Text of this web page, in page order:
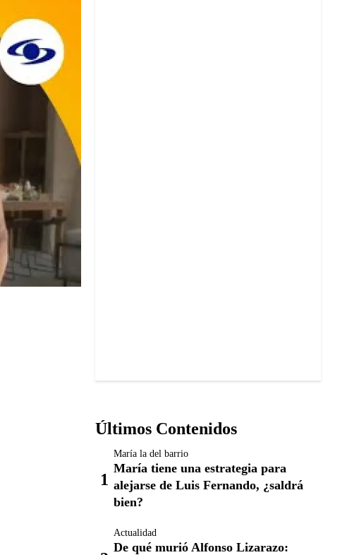
Últimos Contenidos
María la del barrio
María tiene una estrategia para
alejarse de Luis Fernando, ¿saldrá
bien?
Actualidad
De qué murió Alfonso Lizarazo: